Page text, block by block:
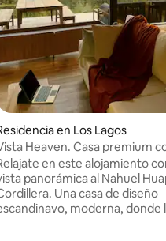
5 de 5; 129
en Los Lagos
Heaven. Casa premium
en este alojamiento
panorámica al Nahuel
Una casa de diseño
moderna, donde